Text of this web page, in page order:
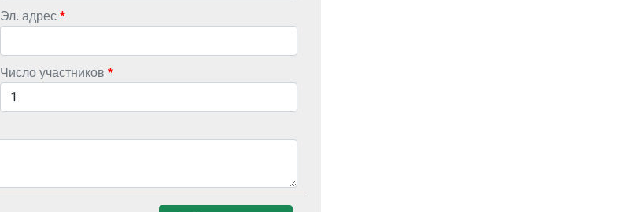
Эл. адрес
Число участников